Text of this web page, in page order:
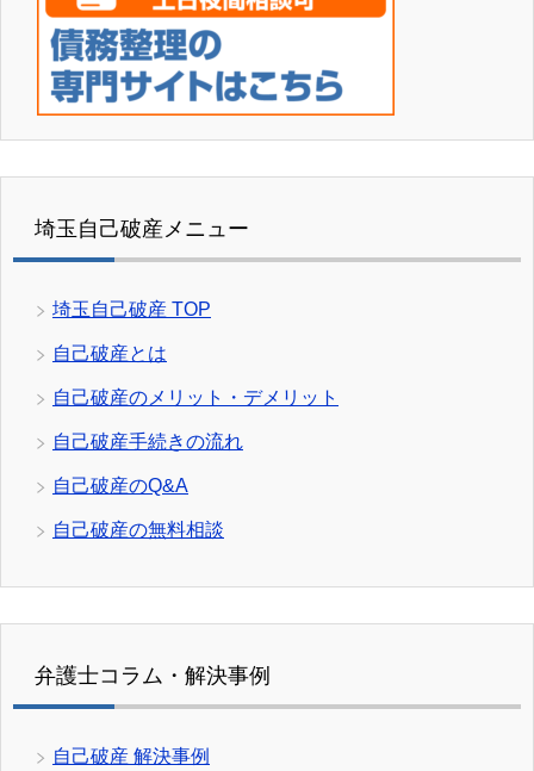
埼玉自己破産メニュー
埼玉自己破産 TOP
自己破産とは
自己破産のメリット・デメリット
自己破産手続きの流れ
自己破産のQ&A
自己破産の無料相談
弁護士コラム・解決事例
自己破産 解決事例